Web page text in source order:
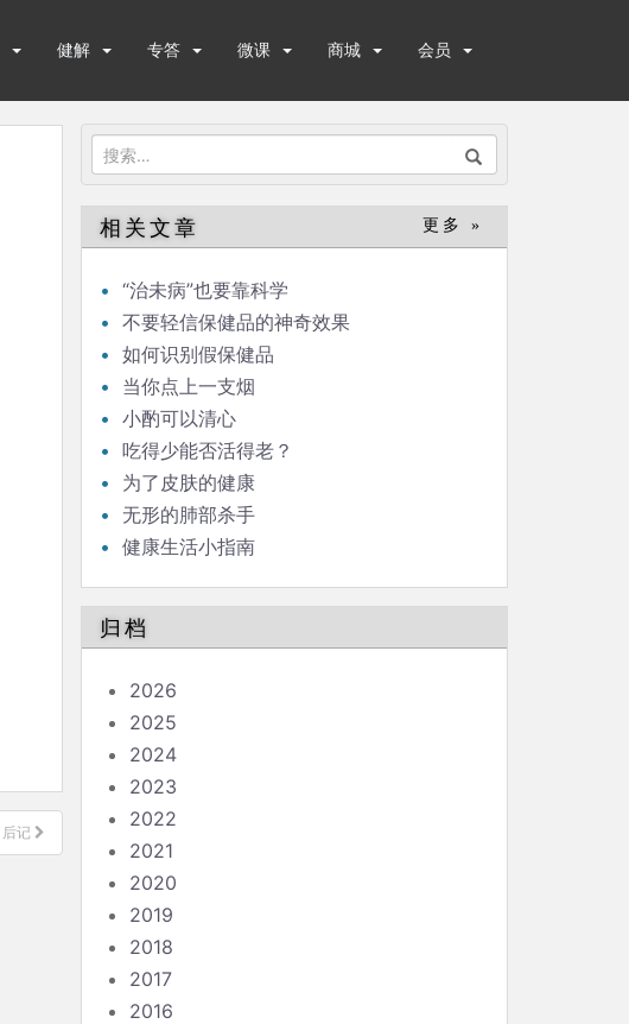
健解 专答 微课 商城 会员
搜
索：
后记
相关文章 更多 »
“治未病”也要靠科学
不要轻信保健品的神奇效果
如何识别假保健品
当你点上一支烟
小酌可以清心
吃得少能否活得老？
为了皮肤的健康
无形的肺部杀手
健康生活小指南
归档
2026
2025
2024
2023
2022
2021
2020
2019
2018
2017
2016